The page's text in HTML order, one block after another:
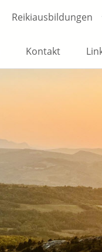
Reikiausbildungen
Kontakt